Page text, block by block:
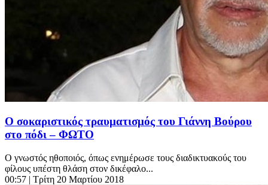
Ο σοκαριστικός τραυματισμός του Γιάννη Βούρου
στο πόδι – ΦΩΤΟ
Ο γνωστός ηθοποιός, όπως ενημέρωσε τους διαδικτυακούς του
φίλους υπέστη θλάση στον δικέφαλο...
00:57 | Τρίτη 20 Μαρτίου 2018